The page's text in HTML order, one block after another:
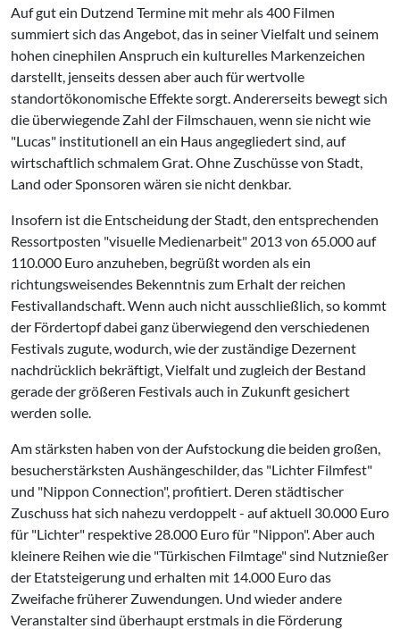
Auf gut ein Dutzend Termine mit mehr als 400 Filmen
summiert sich das Angebot, das in seiner Vielfalt und seinem
hohen cinephilen Anspruch ein kulturelles Markenzeichen
darstellt, jenseits dessen aber auch für wertvolle
standortökonomische Effekte sorgt. Andererseits bewegt sich
die überwiegende Zahl der Filmschauen, wenn sie nicht wie
"Lucas" institutionell an ein Haus angegliedert sind, auf
wirtschaftlich schmalem Grat. Ohne Zuschüsse von Stadt,
Land oder Sponsoren wären sie nicht denkbar.
Insofern ist die Entscheidung der Stadt, den entsprechenden
Ressortposten "visuelle Medienarbeit" 2013 von 65.000 auf
110.000 Euro anzuheben, begrüßt worden als ein
richtungsweisendes Bekenntnis zum Erhalt der reichen
Festivallandschaft. Wenn auch nicht ausschließlich, so kommt
der Fördertopf dabei ganz überwiegend den verschiedenen
Festivals zugute, wodurch, wie der zuständige Dezernent
nachdrücklich bekräftigt, Vielfalt und zugleich der Bestand
gerade der größeren Festivals auch in Zukunft gesichert
werden solle.
Am stärksten haben von der Aufstockung die beiden großen,
besucherstärksten Aushängeschilder, das "Lichter Filmfest"
und "Nippon Connection", profitiert. Deren städtischer
Zuschuss hat sich nahezu verdoppelt - auf aktuell 30.000 Euro
für "Lichter" respektive 28.000 Euro für "Nippon". Aber auch
kleinere Reihen wie die "Türkischen Filmtage" sind Nutznießer
der Etatsteigerung und erhalten mit 14.000 Euro das
Zweifache früherer Zuwendungen. Und wieder andere
Veranstalter sind überhaupt erstmals in die Förderung